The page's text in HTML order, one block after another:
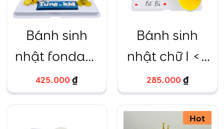
Bánh sinh
nhật fondant
áo vest lịch
lãm rượu tây
425.000₫
Bánh sinh
nhật chữ I <3
YOU kèm lịch
mouse chanh
leo
285.000₫
Hot